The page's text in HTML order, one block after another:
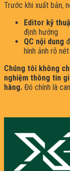
Trước khi xuất bản,
Editor kỹ
định hướng
QC nội dung
hình ảnh rõ
Chúng tôi không
nghiệm thông tin
hàng. Đó chính là